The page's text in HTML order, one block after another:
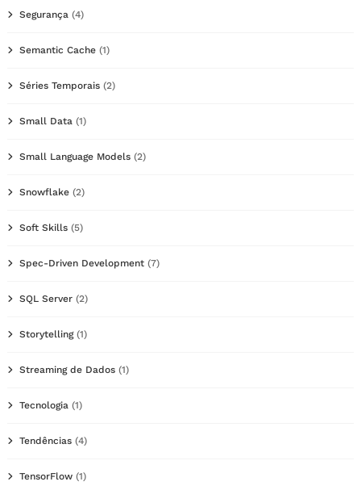
Segurança (4)
Semantic Cache (1)
Séries Temporais (2)
Small Data (1)
Small Language Models (2)
Snowflake (2)
Soft Skills (5)
Spec-Driven Development (7)
SQL Server (2)
Storytelling(1)
Streaming de Dados (1)
Tecnologia (1)
Tendências (4)
TensorFlow (1)